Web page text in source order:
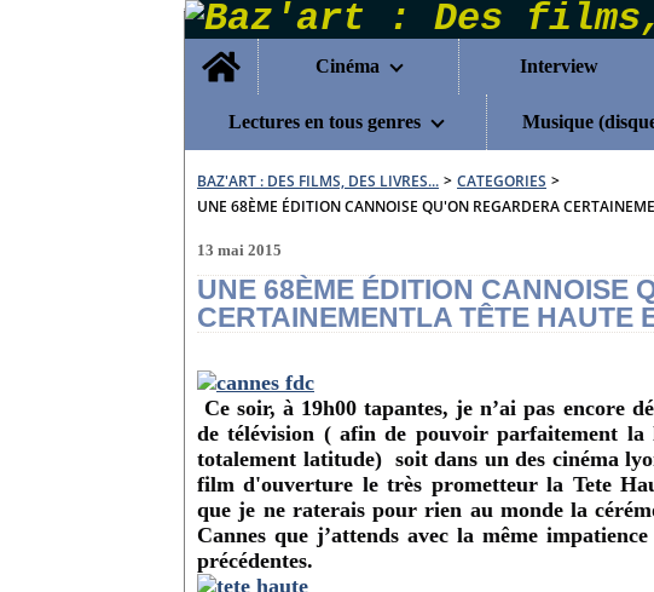
Home
Cinéma
Interview
Lectures en tous genres Musique
BAZ'ART : DES FILMS, DES LIVRES... > CATEGORIES >
UNE 68ÈME ÉDITION CANNOISE QU'ON REGARDERA
13 mai 2015
UNE 68ÈME ÉDITION CANNOISE
CERTAINEMENTLA TÊTE HAUTE
Ce soir, à 19h00 tapantes,je n’ai pas encore
de télévision ( afin de pouvoir parfaitement la
totalement latitude) soit dans un des cinéma
film d'ouverture le très prometteur la Tete
que je ne raterais pour rien au monde la
Cannes que j’attends avec la même
précédentes.